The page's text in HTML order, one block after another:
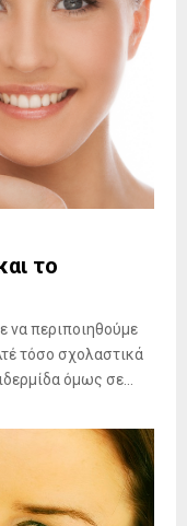
το
να περιποιηθούμε
τόσο σχολαστικά
όμως σε...